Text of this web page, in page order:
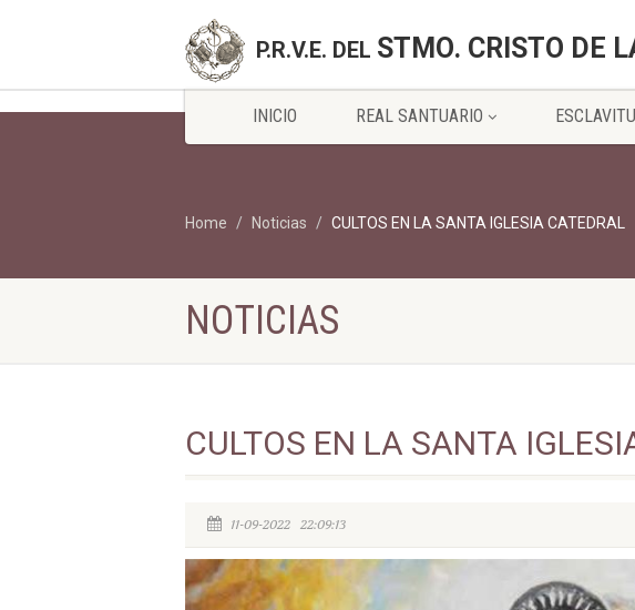
P.R.V.E. DEL STMO. CRISTO DE
INICIO REAL SANTUARIO
Home Noticias CULTOS EN LA SANTA IGLESIA CATEDRAL
NOTICIAS
CULTOS EN LA SANTA
11-09-2022 22:09:13